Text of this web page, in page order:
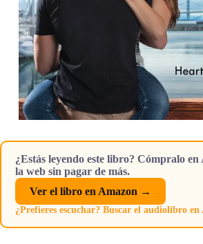
¿Estás leyendo este libro? Cómpralo
la web sin pagar de más.
Ver el libro en Amazon →
¿Prefieres escuchar? Buscar el audiolibro en